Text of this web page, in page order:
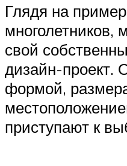
Глядя на
многолетников,
свой
дизайн-проект.
формой,
приступают к